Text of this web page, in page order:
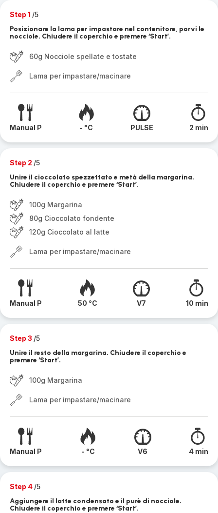
Step 1 /5
Posizionare la lama per impastare nel contenitore, porvi le
nocciole. Chiudere il coperchio e premere ‘Start’.
60g Nocciole spellate e tostate
Lama per impastare/macinare
Manual P - °C PULSE 2 min
Step 2 /5
Unire il cioccolato spezzettato e metà della margarina.
Chiudere il coperchio e premere ‘Start’.
100g Margarina
80g Cioccolato fondente
120g Cioccolato al latte
Lama per impastare/macinare
Manual P 50 °C V7 10 min
Step 3 /5
Unire il resto della margarina. Chiudere il coperchio e
premere ‘Start’.
100g Margarina
Lama per impastare/macinare
Manual P - °C V6 4 min
Step 4 /5
Aggiungere il latte condensato e il purè di nocciole.
Chiudere il coperchio e premere ‘Start’.